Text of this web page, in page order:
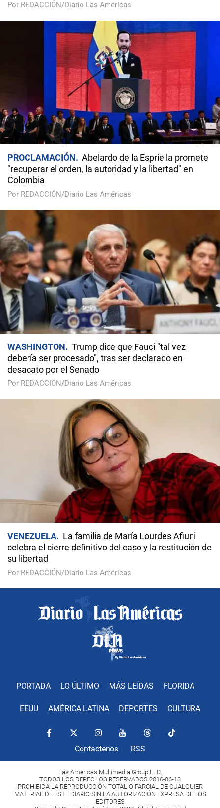
Por REDACCIÓN/Diario Las Américas
PROCLAMACIÓN
Abelardo de la Espriella promete
"recuperar el orden, la autoridad y la libertad" en
Colombia
Por REDACCIÓN/Diario Las Américas
WASHINGTON
Trump dice que Fauci "tal vez
debería ser procesado", tras ser declarado en
desacato por el Senado
Por REDACCIÓN/Diario Las Américas
VENEZUELA
La familia de María Lourdes Afiuni
celebra el cierre definitivo del caso y la restitución de
su libertad
Por REDACCIÓN/Diario Las Américas
PORTADA LO ÚLTIMO MÁS LEÍDAS FLORIDA
EEUU AMÉRICA LATINA DEPORTES CULTURA
Contactenos RSS
Las Américas Multimedia Group LLC.
TODOS LOS DERECHOS RESERVADOS 2016-06-13
PROHIBIDA LA REPRODUCCIÓN TOTAL O PARCIAL DE CUALQUIER
MATERIAL DE ESTE DIARIO SIN LA AUTORIZACIÓN EXPRESA DE LOS
EDITORES